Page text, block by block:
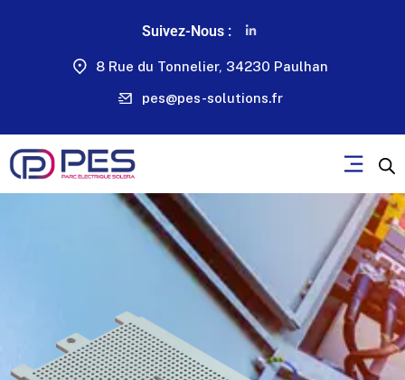
Suivez-Nous :
8 Rue du Tonnelier, 34230 Paulhan
pes@pes-solutions.fr